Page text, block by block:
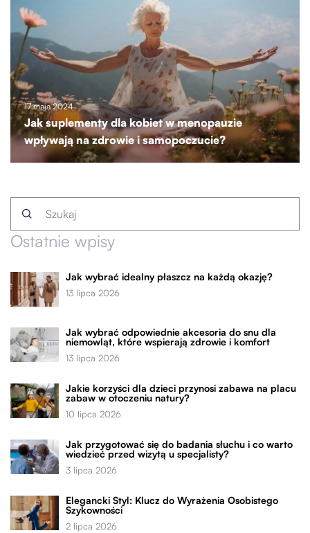
17 maja 2024
Jak suplementy dla kobiet w menopauzie
wpływają na zdrowie i samopoczucie?
Ostatnie wpisy
Jak wybrać idealny płaszcz na każdą okazję?
13 lipca 2026
Jak wybrać odpowiednie akcesoria do snu dla
niemowląt, które wspierają zdrowie i komfort
13 lipca 2026
Jakie korzyści dla dzieci przynosi zabawa na placu
zabaw w otoczeniu natury?
10 lipca 2026
Jak przygotować się do badania słuchu i co warto
wiedzieć przed wizytą u specjalisty?
3 lipca 2026
Elegancki Styl: Klucz do Wyrażenia Osobistego
Szykowności
2 lipca 2026